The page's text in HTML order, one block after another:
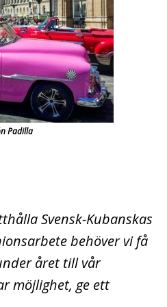
Padilla
Svensk-Kubanskas
behöver vi få
året till vår
möjlighet, ge ett